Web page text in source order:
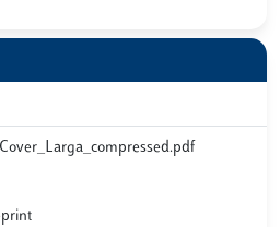
print